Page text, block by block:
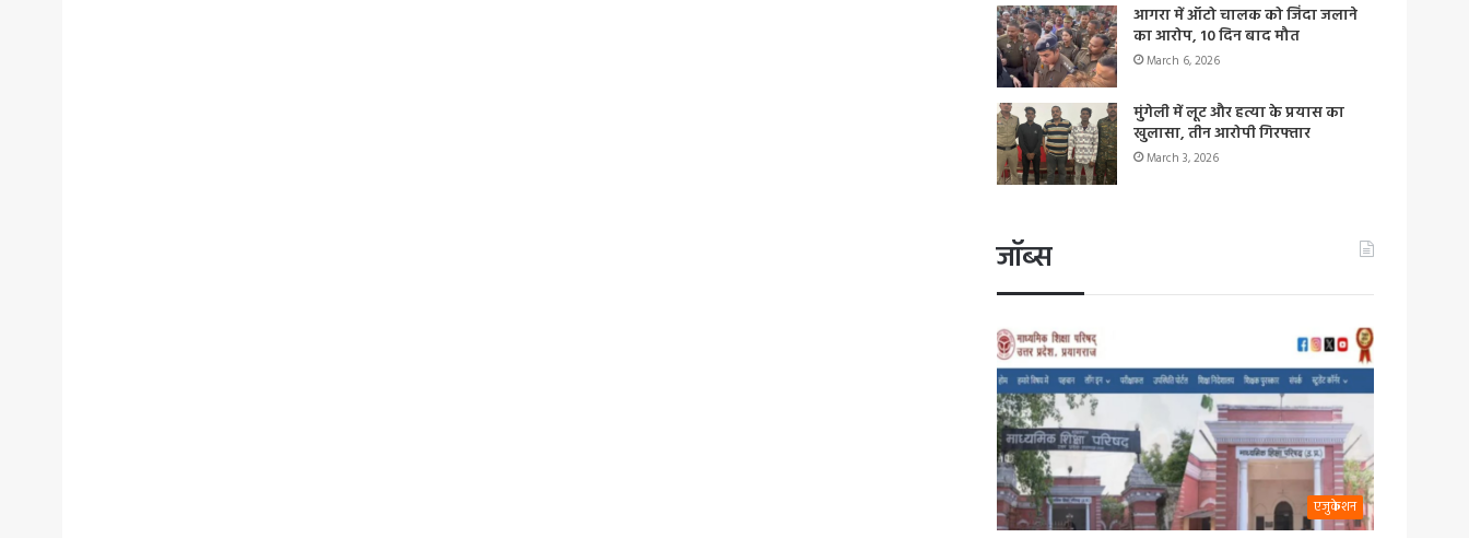
आगरा में ऑटो चालक को जिंदा जलाने
का आरोप, 10 दिन बाद मौत
March 6, 2026
मुंगेली में लूट और हत्या के प्रयास का
खुलासा, तीन आरोपी गिरफ्तार
March 3, 2026
जॉब्स
एजुकेशन